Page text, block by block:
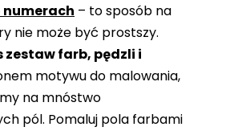
– to sposób na
nie może być prostszy.
zestaw farb, pędzli i
motywu do malowania,
na mnóstwo
pól. Pomaluj pola farbami